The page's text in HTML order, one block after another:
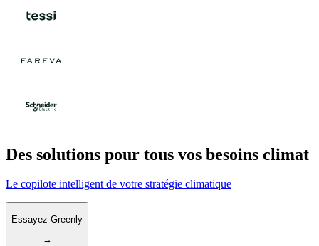
Des solutions pour tous vos besoins climat
Le copilote intelligent de votre stratégie climatique
Essayez Greenly
→